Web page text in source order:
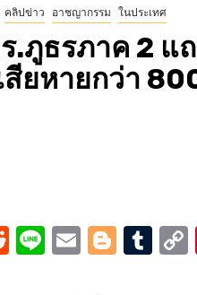
คลิปข่าว อาชญากรรม ในประเทศ
.ภูธรภาค 2 แ
สียหายกว่า
Reddit
LineEmail